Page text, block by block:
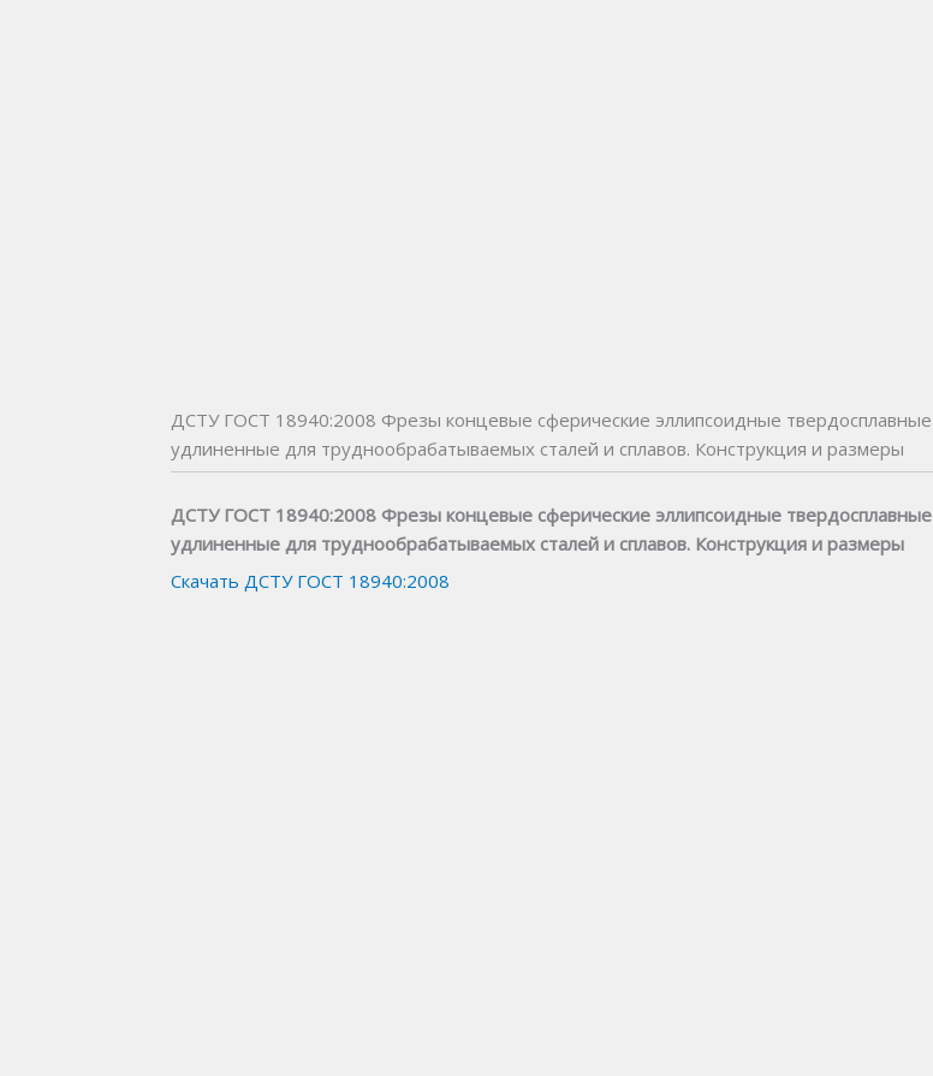
ДСТУ ГОСТ 18940:2008 Фрезы концевые сферические эллипсоидные твердосплавные
удлиненные для труднообрабатываемых сталей и сплавов. Конструкция и размеры
ДСТУ ГОСТ 18940:2008 Фрезы концевые сферические эллипсоидные твердосплавные
удлиненные для труднообрабатываемых сталей и сплавов. Конструкция и размеры
Скачать ДСТУ ГОСТ 18940:2008